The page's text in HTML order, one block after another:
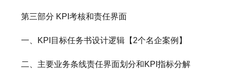
第三部分 KPI考核和责任界面
一、KPI目标任务书设计逻辑【2个名企案例】
二、主要业务条线责任界面划分和KPI指标分解